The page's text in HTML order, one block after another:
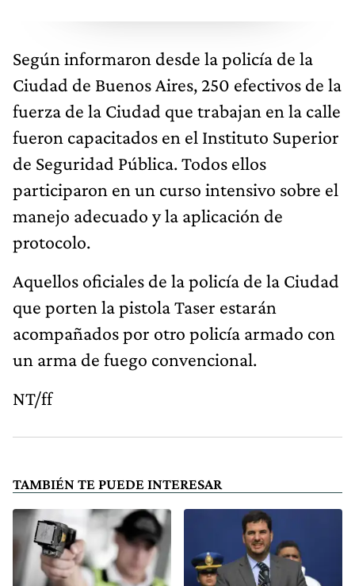
Según informaron desde la policía de la
Ciudad de Buenos Aires, 250 efectivos de la
fuerza de la Ciudad que trabajan en la calle
fueron capacitados en el Instituto Superior
de Seguridad Pública. Todos ellos
participaron en un curso intensivo sobre el
manejo adecuado y la aplicación de
protocolo.
Aquellos oficiales de la policía de la Ciudad
que porten la pistola Taser estarán
acompañados por otro policía armado con
un arma de fuego convencional.
NT/ff
TAMBIÉN TE PUEDE INTERESAR